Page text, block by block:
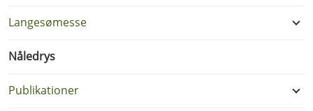
Langesømesse
Nåledrys
Publikationer